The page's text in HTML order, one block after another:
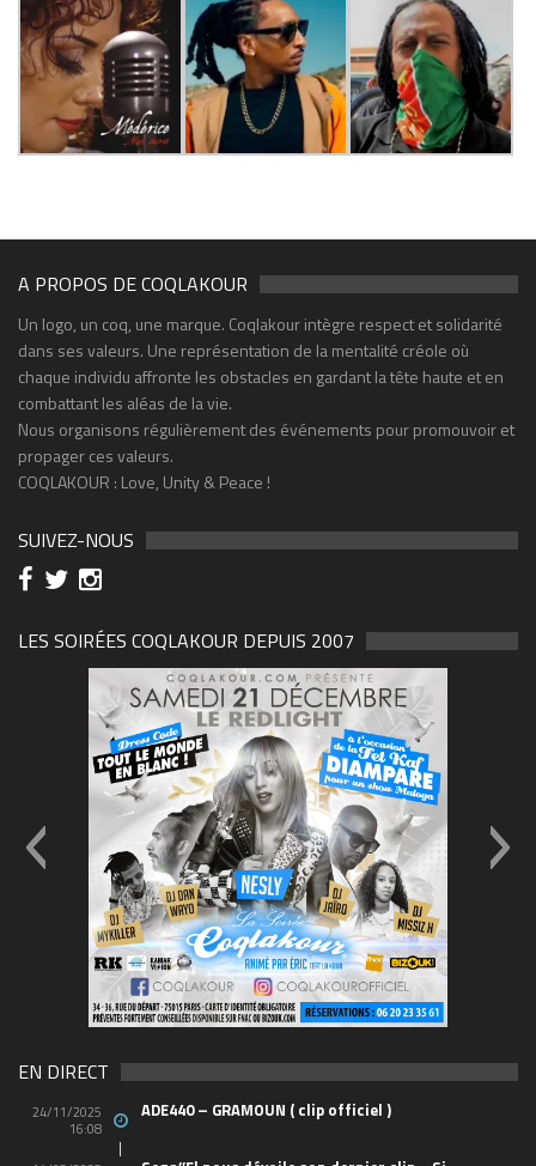
A PROPOS DE COQLAKOUR
Un logo, un coq, une marque. Coqlakour intègre respect et solidarité
dans ses valeurs. Une représentation de la mentalité créole où
chaque individu affronte les obstacles en gardant la tête haute et en
combattant les aléas de la vie.
Nous organisons régulièrement des événements pour promouvoir et
propager ces valeurs.
COQLAKOUR : Love, Unity & Peace !
SUIVEZ-NOUS
LES SOIRÉES COQLAKOUR DEPUIS 2007
(1)
EN DIRECT
24/11/2025
16:08
ADE440 – GRAMOUN ( clip officiel )